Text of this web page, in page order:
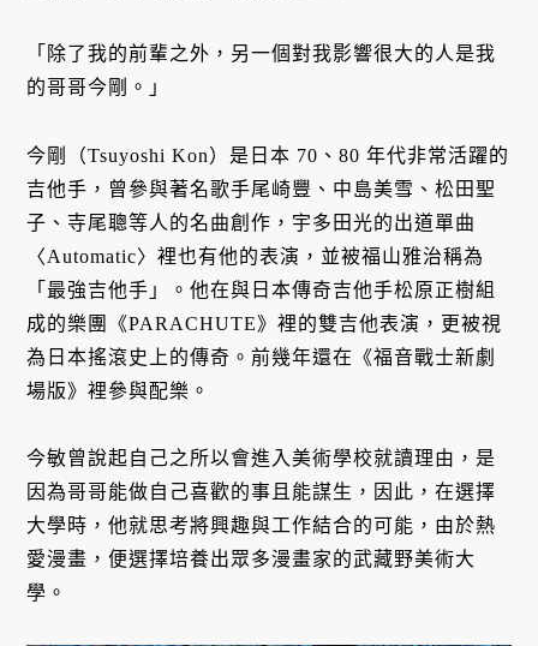
「除了我的前輩之外，另一個對我影響很大的人是我
的哥哥今剛。」
今剛（Tsuyoshi Kon）是日本 70、80 年代非常活躍的
吉他手，曾參與著名歌手尾崎豐、中島美雪、松田聖
子、寺尾聰等人的名曲創作，宇多田光的出道單曲
〈Automatic〉裡也有他的表演，並被福山雅治稱為
「最強吉他手」。他在與日本傳奇吉他手松原正樹組
成的樂團《PARACHUTE》裡的雙吉他表演，更被視
為日本搖滾史上的傳奇。前幾年還在《福音戰士新劇
場版》裡參與配樂。
今敏曾說起自己之所以會進入美術學校就讀理由，是
因為哥哥能做自己喜歡的事且能謀生，因此，在選擇
大學時，他就思考將興趣與工作結合的可能，由於熱
愛漫畫，便選擇培養出眾多漫畫家的武藏野美術大
學。